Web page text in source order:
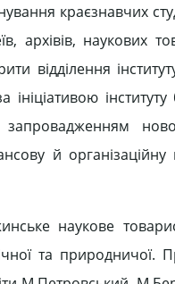
краєзнавчих
архівів, наукових
відділення
й
наукове
та природничої.